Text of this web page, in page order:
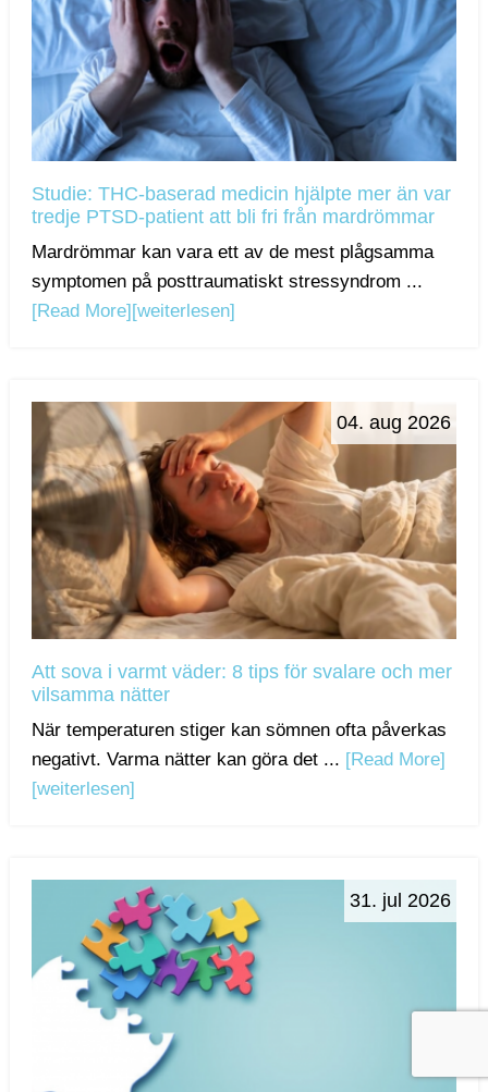
Studie: THC-baserad medicin hjälpte mer än var
tredje PTSD-patient att bli fri från mardrömmar
Mardrömmar kan vara ett av de mest plågsamma
symptomen på posttraumatiskt stressyndrom ...
[Read More] [weiterlesen]
04. aug 2026
Att sova i varmt väder: 8 tips för svalare och mer
vilsamma nätter
När temperaturen stiger kan sömnen ofta påverkas
negativt. Varma nätter kan göra det ... [Read More]
[weiterlesen]
31. jul 2026